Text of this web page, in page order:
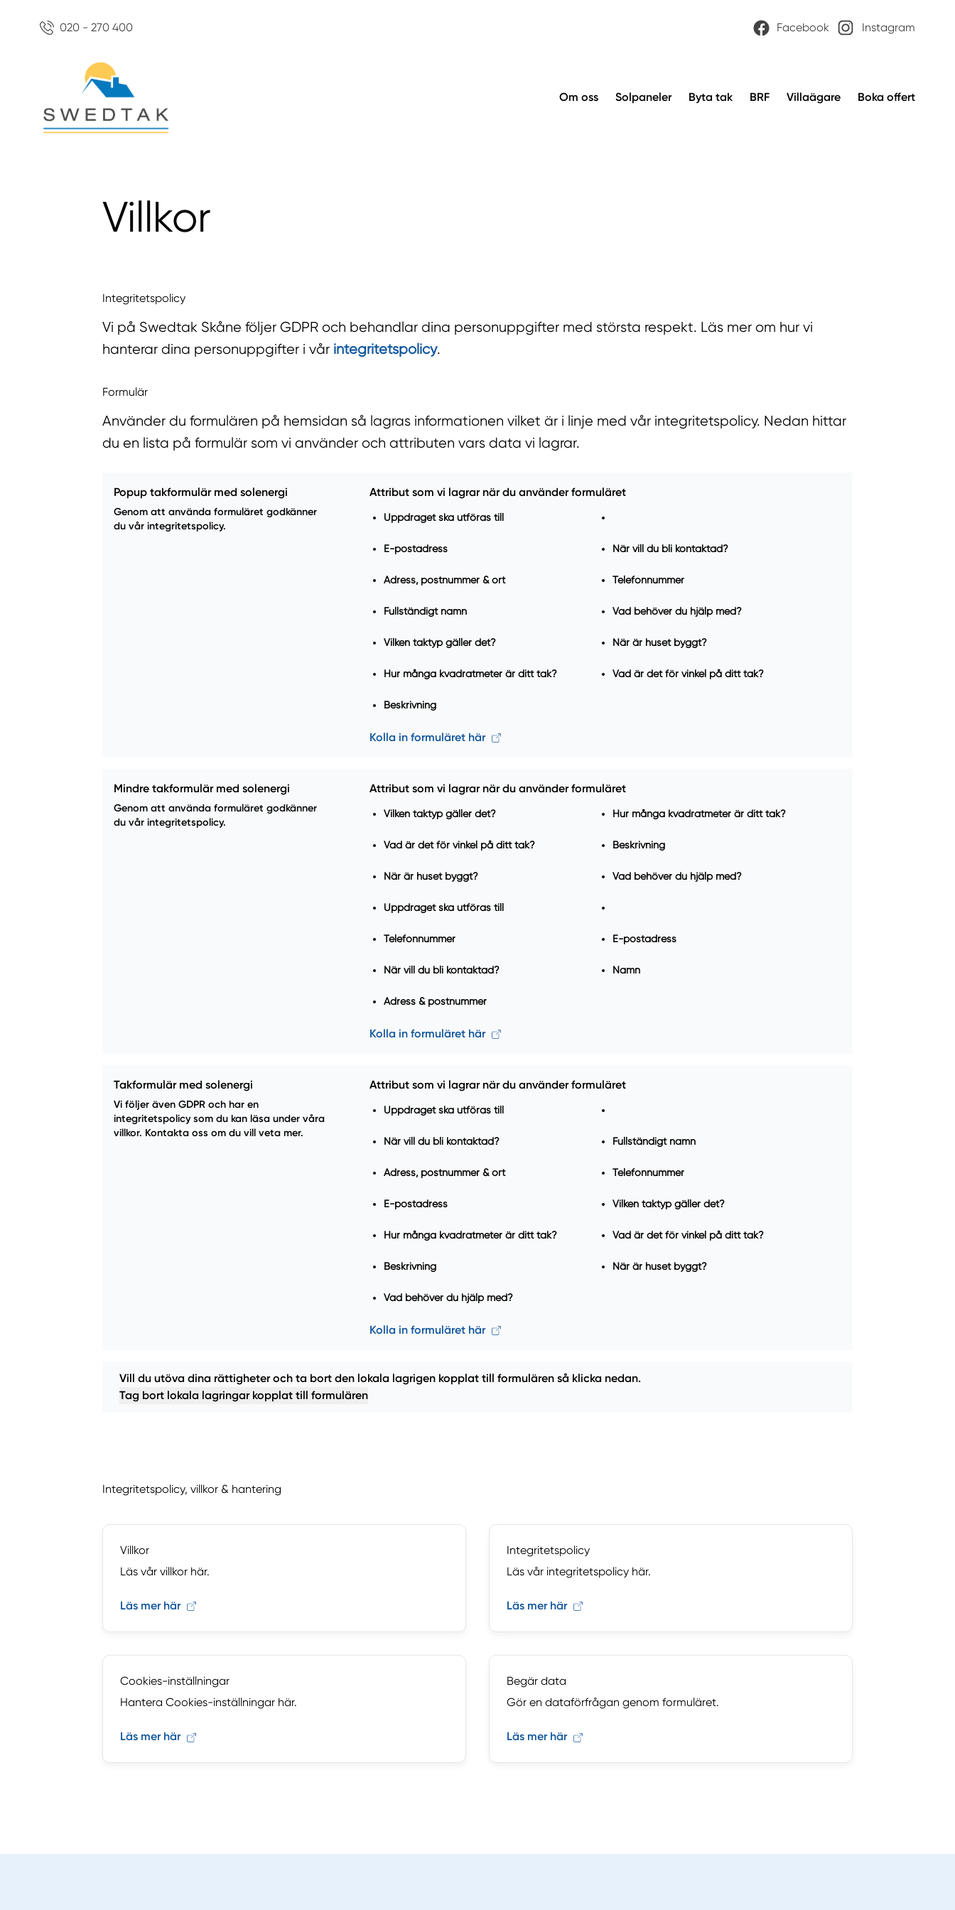
020 - 270 400 Facebook Instagram
Om oss Solpaneler Byta tak BRF Villaägare Boka offert
Villkor
Integritetspolicy
Vi på Swedtak Skåne följer GDPR och behandlar dina personuppgifter med största respekt. Läs mer om hur vi
hanterar dina personuppgifter i vår integritetspolicy.
Formulär
Använder du formulären på hemsidan så lagras informationen vilket är i linje med vår integritetspolicy. Nedan hittar
du en lista på formulär som vi använder och attributen vars data vi lagrar.
Popup takformulär med solenergi
Genom att använda formuläret godkänner
du vår integritetspolicy.
Attribut som vi lagrar när du använder formuläret
Uppdraget ska utföras till
E-postadress När vill du bli kontaktad?
Adress, postnummer & ort Telefonnummer
Fullständigt namn Vad behöver du hjälp med?
Vilken taktyp gäller det? När är huset byggt?
Hur många kvadratmeter är ditt tak? Vad är det för vinkel på ditt tak?
Beskrivning
Kolla in formuläret här
Mindre takformulär med solenergi
Genom att använda formuläret godkänner
du vår integritetspolicy.
Attribut som vi lagrar när du använder formuläret
Vilken taktyp gäller det? Hur många kvadratmeter är ditt tak?
Vad är det för vinkel på ditt tak? Beskrivning
När är huset byggt? Vad behöver du hjälp med?
Uppdraget ska utföras till
Telefonnummer E-postadress
När vill du bli kontaktad? Namn
Adress & postnummer
Kolla in formuläret här
Takformulär med solenergi
Vi följer även GDPR och har en
integritetspolicy som du kan läsa under våra
villkor. Kontakta oss om du vill veta mer.
Attribut som vi lagrar när du använder formuläret
Uppdraget ska utföras till
När vill du bli kontaktad? Fullständigt namn
Adress, postnummer & ort Telefonnummer
E-postadress Vilken taktyp gäller det?
Hur många kvadratmeter är ditt tak? Vad är det för vinkel på ditt tak?
Beskrivning När är huset byggt?
Vad behöver du hjälp med?
Kolla in formuläret här
Vill du utöva dina rättigheter och ta bort den lokala lagrigen kopplat till formulären så klicka nedan.
Tag bort lokala lagringar kopplat till formulären
Integritetspolicy, villkor & hantering
Villkor
Läs vår villkor här.
Läs mer här
Integritetspolicy
Läs vår integritetspolicy här.
Läs mer här
Cookies-inställningar
Hantera Cookies-inställningar här.
Läs mer här
Begär data
Gör en dataförfrågan genom formuläret.
Läs mer här